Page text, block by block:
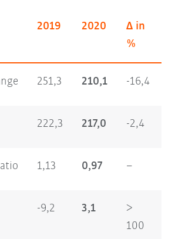
2019 2020
Δ in
%
251,3 210,1 -16,4
222,3 217,0 -2,4
1,13 0,97 –
-9,2 3,1
>
100